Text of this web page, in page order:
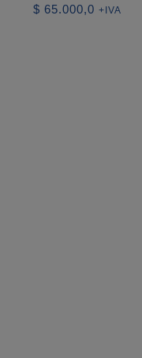
$ 65.000,0 +IVA